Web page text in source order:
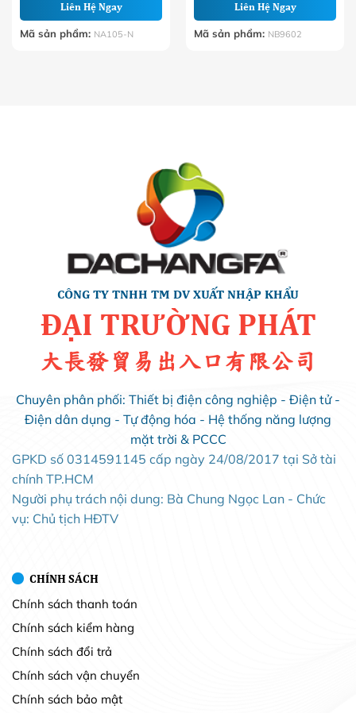
Liên Hệ Ngay
Mã sản phẩm: NA105-N
Liên Hệ Ngay
Mã sản phẩm: NB9602
CÔNG TY TNHH TM DV XUẤT NHẬP KHẨU
ĐẠI TRƯỜNG PHÁT
大長發貿易出入口有限公司
Chuyên phân phối: Thiết bị điện công nghiệp - Điện tử -
Điện dân dụng - Tự động hóa - Hệ thống năng lượng
mặt trời & PCCC
GPKD số 0314591145 cấp ngày 24/08/2017 tại Sở tài
chính TP.HCM
Người phụ trách nội dung: Bà Chung Ngọc Lan - Chức
vụ: Chủ tịch HĐTV
CHÍNH SÁCH
Chính sách thanh toán
Chính sách kiểm hàng
Chính sách đổi trả
Chính sách vận chuyển
Chính sách bảo mật